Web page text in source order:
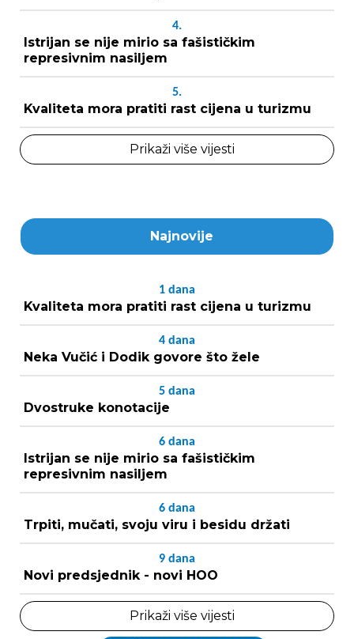
4.
Istrijan se nije mirio sa fašističkim
represivnim nasiljem
5.
Kvaliteta mora pratiti rast cijena u turizmu
Prikaži više vijesti
Najnovije
1 dana
Kvaliteta mora pratiti rast cijena u turizmu
4 dana
Neka Vučić i Dodik govore što žele
5 dana
Dvostruke konotacije
6 dana
Istrijan se nije mirio sa fašističkim
represivnim nasiljem
6 dana
Trpiti, mučati, svoju viru i besidu držati
9 dana
Novi predsjednik - novi HOO
Prikaži više vijesti